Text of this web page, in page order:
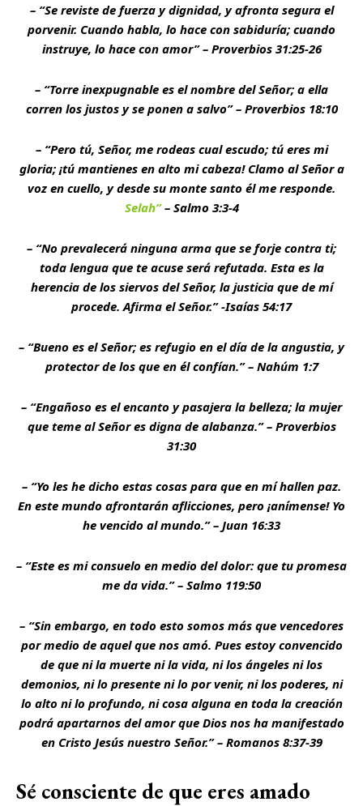
– “Se reviste de fuerza y dignidad, y afronta segura el
porvenir. Cuando habla, lo hace con sabiduría; cuando
instruye, lo hace con amor” – Proverbios 31:25-26
– “Torre inexpugnable es el nombre del Señor; a ella
corren los justos y se ponen a salvo” – Proverbios 18:10
– “Pero tú, Señor, me rodeas cual escudo; tú eres mi
gloria; ¡tú mantienes en alto mi cabeza! Clamo al Señor a
voz en cuello, y desde su monte santo él me responde.
Selah”– Salmo 3:3-4
– “No prevalecerá ninguna arma que se forje contra ti;
toda lengua que te acuse será refutada. Esta es la
herencia de los siervos del Señor, la justicia que de mí
procede. Afirma el Señor.” -Isaías 54:17
– “Bueno es el Señor; es refugio en el día de la angustia, y
protector de los que en él confían.” – Nahúm 1:7
– “Engañoso es el encanto y pasajera la belleza; la mujer
que teme al Señor es digna de alabanza.” – Proverbios
31:30
– “Yo les he dicho estas cosas para que en mí hallen paz.
En este mundo afrontarán aflicciones, pero ¡anímense! Yo
he vencido al mundo.” – Juan 16:33
– “Este es mi consuelo en medio del dolor: que tu promesa
me da vida.” – Salmo 119:50
– “Sin embargo, en todo esto somos más que vencedores
por medio de aquel que nos amó. Pues estoy convencido
de que ni la muerte ni la vida, ni los ángeles ni los
demonios, ni lo presente ni lo por venir, ni los poderes, ni
lo alto ni lo profundo, ni cosa alguna en toda la creación
podrá apartarnos del amor que Dios nos ha manifestado
en Cristo Jesús nuestro Señor.” – Romanos 8:37-39
Sé consciente de que eres amado